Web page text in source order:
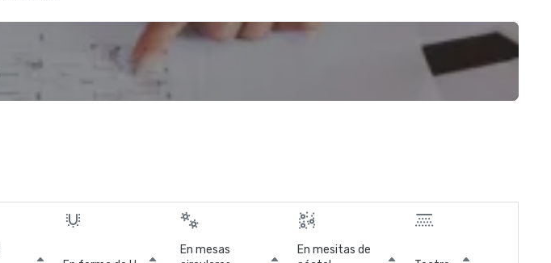
En mesas
En mesitas de